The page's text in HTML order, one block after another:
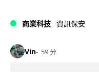
商業科技 資訊保安
Vin 59 分